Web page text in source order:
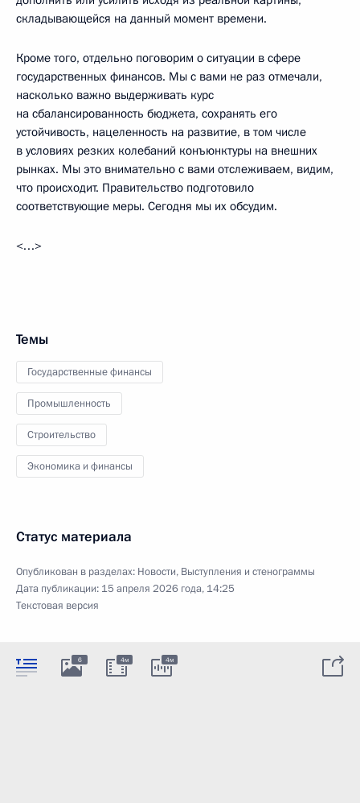
складывающейся на данный момент времени.
Кроме того, отдельно поговорим о ситуации в сфере
государственных финансов. Мы с вами не раз отмечали,
насколько важно выдерживать курс
на сбалансированность бюджета, сохранять его
устойчивость, нацеленность на развитие, в том числе
в условиях резких колебаний конъюнктуры на внешних
рынках. Мы это внимательно с вами отслеживаем, видим,
что происходит. Правительство подготовило
соответствующие меры. Сегодня мы их обсудим.
<…>
Темы
Государственные финансы
Промышленность
Строительство
Экономика и финансы
Статус материала
Опубликован в разделах: Новости, Выступления и стенограммы
Дата публикации: 15 апреля 2026 года, 14:25
Текстовая версия
6 4м 4м